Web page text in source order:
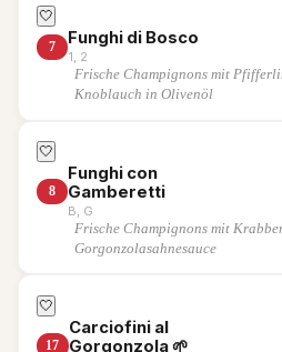
🤍
7 Funghi di Bosco
1, 2
Frische Champignons mit
Knoblauch in Olivenöl
🤍
8
Funghi con
Gamberetti
B, G
Frische Champignons mit
Gorgonzolasahnesauce
🤍
17
Carciofini al
Gorgonzola 🌱